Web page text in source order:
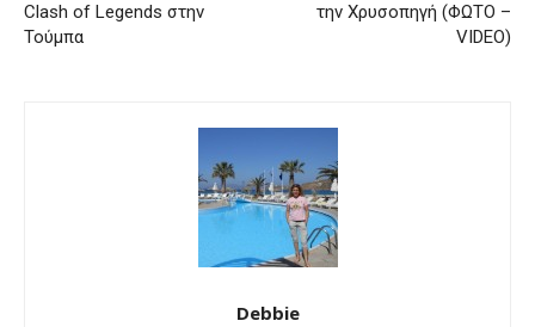
Clash of Legends στην
Τούμπα
την Χρυσοπηγή (ΦΩΤΟ –
VIDEO)
Debbie